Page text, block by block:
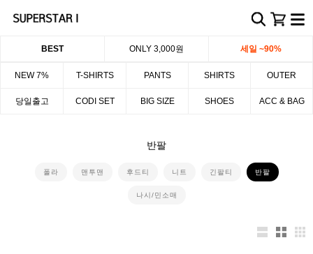
BEST ONLY 3,000원 세일 ~90%
NEW 7% T-SHIRTS PANTS SHIRTS OUTER
당일출고 CODI SET BIG SIZE SHOES ACC & BAG
반팔
폴라 맨투맨 후드티 니트 긴팔티 반팔
나시/민소매